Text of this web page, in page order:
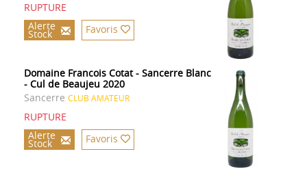
RUPTURE
Alerte
Stock Favoris
Domaine Francois Cotat - Sancerre Blanc
- Cul de Beaujeu 2020
Sancerre CLUB AMATEUR
RUPTURE
Alerte
Stock Favoris